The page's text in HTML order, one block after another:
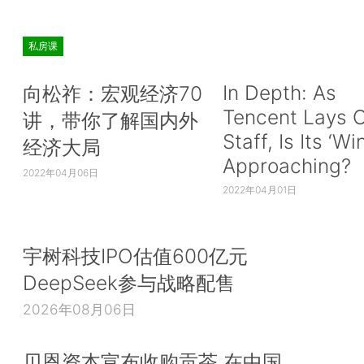
私房课
向松祚：宏观经济70
讲，带你了解国内外
经济大局
2022年04月06日
In Depth: As
Tencent Lays
Staff, Is Its
Approaching?
2022年04月01日
宇树科技IPO估值600亿元
DeepSeek参与战略配售
2026年08月06日